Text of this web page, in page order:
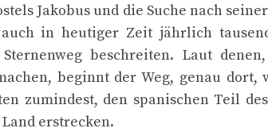
Jakobus und die Suche nach
in heutiger Zeit jährlich
beschreiten. Laut
beginnt der Weg, genau
zumindest, den spanischen Teil des
erstrecken.